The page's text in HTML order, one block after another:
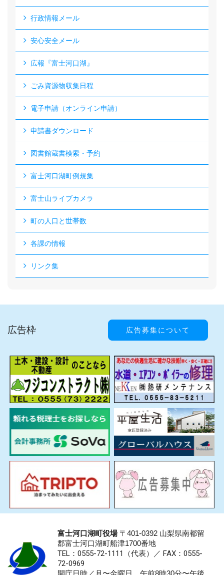
行政情報メール
安心安全メール
広報『富士河口湖』
ごみ資源物収集日程
電子申請（オンライン申請）
申請書ダウンロード
図書館蔵書検索・予約
富士河口湖町例規集
富士山ライブカメラ
町の人口と世帯数
各課の情報
リンク集
広告枠 広告募集について
富士河口湖町役場〒401-0392 山梨県南都留
郡富士河口湖町船津1700番地
TEL：0555-72-1111 （代表）／ FAX：0555-
72-0969
開庁日時／月〜金曜日 午前8時30分〜午後